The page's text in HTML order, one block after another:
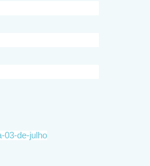
03-de-julho